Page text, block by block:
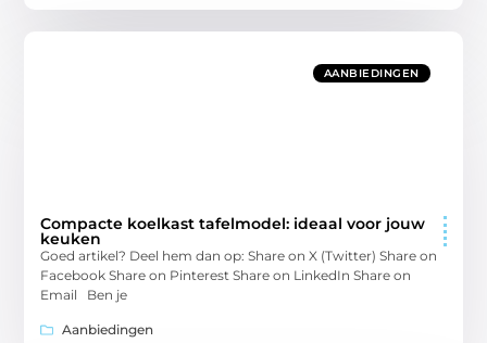
AANBIEDINGEN
Compacte koelkast tafelmodel: ideaal voor jouw
keuken
Goed artikel? Deel hem dan op: Share on X (Twitter) Share on
Facebook Share on Pinterest Share on LinkedIn Share on
Email Ben je
Aanbiedingen